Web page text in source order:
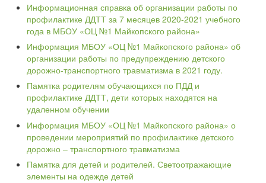
Родителям
Информационная справка об организации работы по
профилактике ДДТТ за 7 месяцев 2020-2021 учебного
года в МБОУ «ОЦ №1 Майкопского района»
Информация МБОУ «ОЦ №1 Майкопского района» об
организации работы по предупреждению детского
дорожно-транспортного травматизма в 2021 году.
Памятка родителям обучающихся по ПДД и
профилактике ДДТТ, дети которых находятся на
удаленном обучении
Информация МБОУ «ОЦ №1 Майкопского района» о
проведении мероприятий по профилактике детского
дорожно – транспортного травматизма
Памятка для детей и родителей. Светоотражающие
элементы на одежде детей